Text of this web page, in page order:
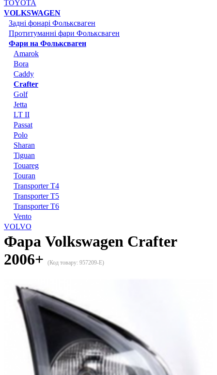
TOYOTA
VOLKSWAGEN
Задні фонарі Фольксваген
Протитуманні фари Фольксваген
Фари на Фольксваген
Amarok
Bora
Caddy
Crafter
Golf
Jetta
LT II
Passat
Polo
Sharan
Tiguan
Touareg
Touran
Transporter T4
Transporter T5
Transporter T6
Vento
VOLVO
Фара Volkswagen Crafter
2006+
(Код товару: 957209-E)